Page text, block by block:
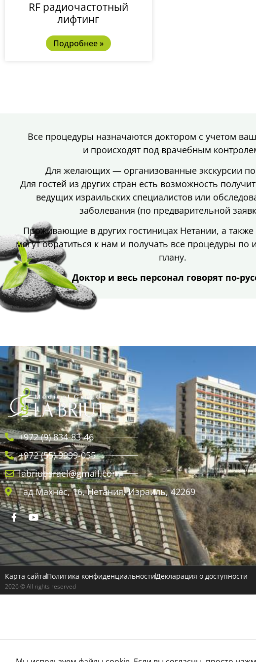
RF радиочастотный
лифтинг
Подробнее »
Все процедуры назначаются доктором с учетом
и происходят под врачебным
Для желающих — организованные экскурсии
Для гостей из других стран есть возможность
ведущих израильских специалистов или
заболевания (по предварительной
Проживающие в других гостиницах Нетании, а
могут обратиться к нам и получать все процедуры по
плану.
Доктор и весь персонал говорят по-
+972 (9) 834-83-46
+972 (55) 9999-055
labriutisrael@gmail.com
Гад Махнес, 16, Нетания, Израиль, 42269
Карта сайтаПолитика конфиденциальностиДекларация о доступности
2026 © All rights reserved